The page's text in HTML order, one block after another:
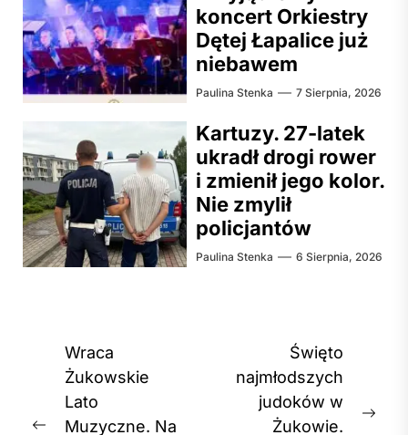
koncert Orkiestry
Dętej Łapalice już
niebawem
Paulina Stenka 7 Sierpnia, 2026
Kartuzy. 27-latek
ukradł drogi rower
i zmienił jego kolor.
Nie zmylił
policjantów
Paulina Stenka 6 Sierpnia, 2026
Nawigacja
wpisu
Wraca
Żukowskie
Lato
Muzyczne. Na
Święto
najmłodszych
judoków w
Żukowie.